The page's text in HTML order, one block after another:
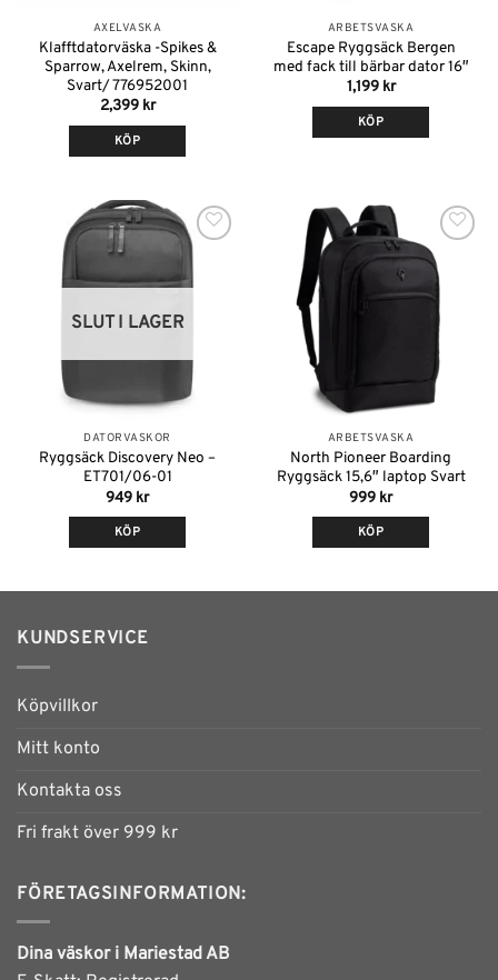
AXELVÄSKA
Klafftdatorväska -Spikes &
Sparrow, Axelrem, Skinn,
Svart/ 776952001
2,399 kr
KÖP
ARBETSVÄSKA
Escape Ryggsäck Bergen
med fack till bärbar dator 16″
1,199 kr
KÖP
har
flera
varianter.
alternativen
väljas
på
produktsidan
önskelistan
SLUT I LAGER
DATORVÄSKOR
Ryggsäck Discovery Neo –
ET701/06-01
949 kr
KÖP
Lägg till i
önskelistan
ARBETSVÄSKA
North Pioneer Boarding
Ryggsäck 15,6″ laptop Svart
999 kr
KÖP
KUNDSERVICE
Köpvillkor
Mitt konto
Kontakta oss
Fri frakt över 999 kr
FÖRETAGSINFORMATION:
Dina väskor i Mariestad AB